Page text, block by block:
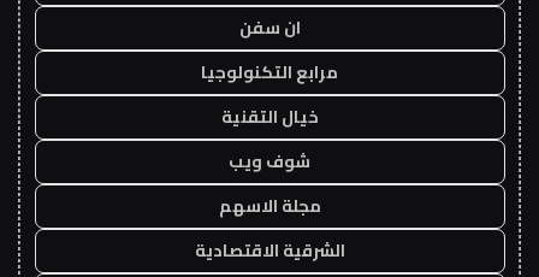
ان سفن
مرابع التكنولوجيا
خيال التقنية
شوف ويب
مجلة الاسهم
الشرقية الاقتصادية